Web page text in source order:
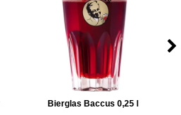
Bierglas Baccus 0,25 l